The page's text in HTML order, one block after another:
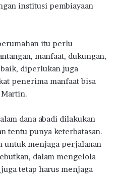
institusi pembiayaan
itu perlu
manfaat, dukungan,
diperlukan juga
penerima manfaat bisa
dana abadi dilakukan
tentu punya keterbatasan.
untuk menjaga perjalanan
dalam mengelola
tetap harus menjaga